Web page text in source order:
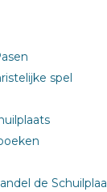
spel
de